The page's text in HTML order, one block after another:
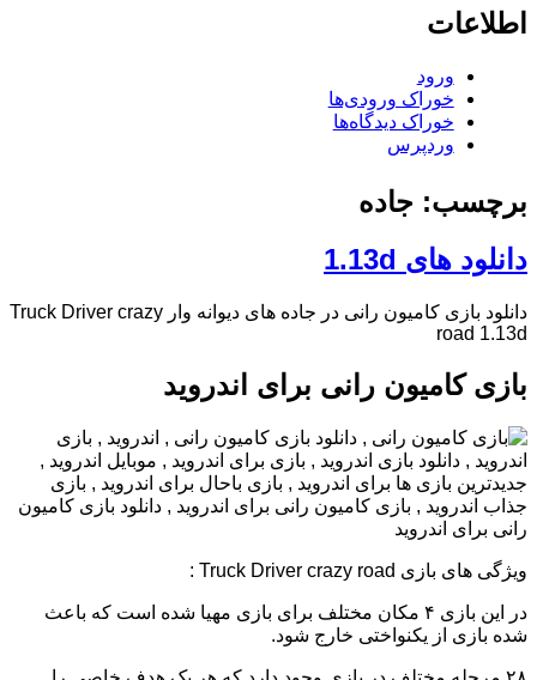
اطلاعات
ورود
خوراک ورودی‌ها
خوراک دیدگاه‌ها
وردپرس
برچسب: جاده
دانلود های 1.13d
دانلود بازی کامیون رانی در جاده های دیوانه وار Truck Driver crazy
road 1.13d
بازی کامیون رانی برای اندروید
ویژگی های بازی Truck Driver crazy road :
در این بازی ۴ مکان مختلف برای بازی مهیا شده است که باعث
شده بازی از یکنواختی خارج شود.